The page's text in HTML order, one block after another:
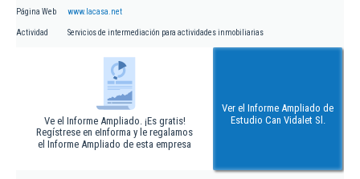
Página Web www.lacasa.net
Actividad Servicios de intermediación para actividades inmobiliarias
Ve el Informe Ampliado. ¡Es gratis!
Regístrese en eInforma y le regalamos
el Informe Ampliado de esta empresa
Ver el Informe Ampliado de
Estudio Can Vidalet Sl.